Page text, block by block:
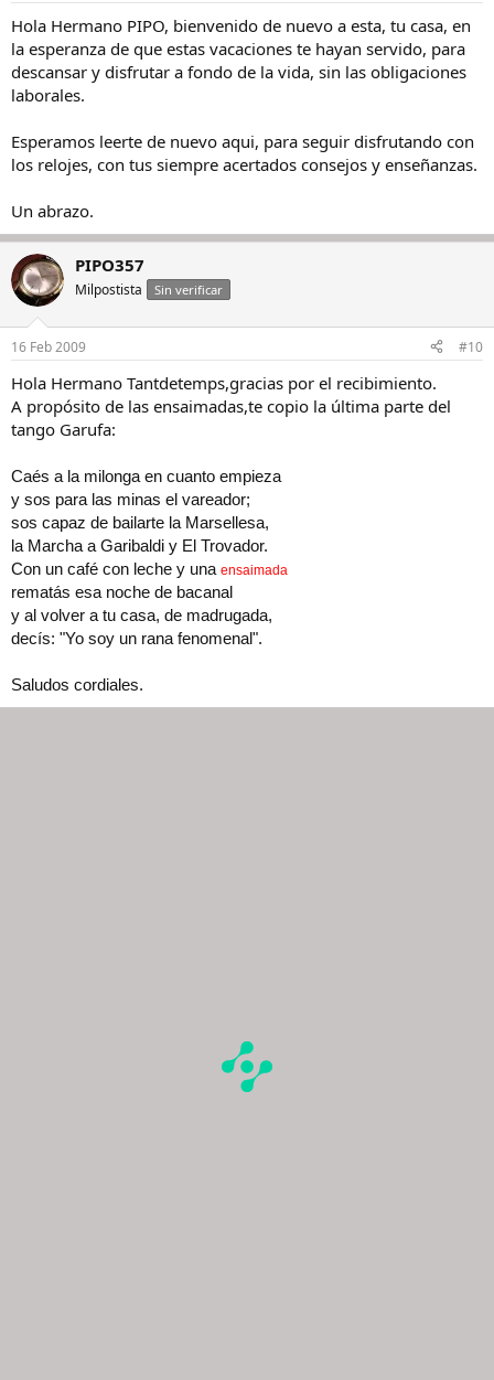
Hola Hermano PIPO, bienvenido de nuevo a esta, tu casa, en
la esperanza de que estas vacaciones te hayan servido, para
descansar y disfrutar a fondo de la vida, sin las obligaciones
laborales.
Esperamos leerte de nuevo aqui, para seguir disfrutando con
los relojes, con tus siempre acertados consejos y enseñanzas.
Un abrazo.
PIPO357
Milpostista Sin verificar
16 Feb 2009 #10
Hola Hermano Tantdetemps,gracias por el recibimiento.
A propósito de las ensaimadas,te copio la última parte del
tango Garufa:
Caés a la milonga en cuanto empieza
y sos para las minas el vareador;
sos capaz de bailarte la Marsellesa,
la Marcha a Garibaldi y El Trovador.
Con un café con leche y una ensaimada
rematás esa noche de bacanal
y al volver a tu casa, de madrugada,
decís: "Yo soy un rana fenomenal".
Saludos cordiales.